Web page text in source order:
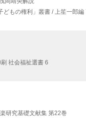
どもの権利」叢書 / 上笙一郎編
社会福祉選書 6
研究基礎文献集 第22巻